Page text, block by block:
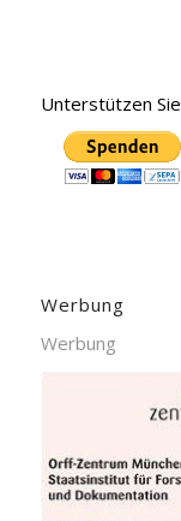
Unterstützen
Werbung
Werbung